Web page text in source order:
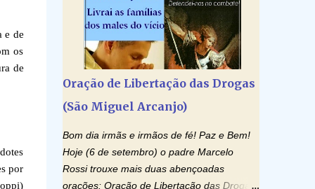
e de
os
de
por
renovareis a face da terra. Oremos: Ó
Deus, que instruístes os corações dos
vossos fiéis com a luz do Espírito Santo,
fazei que apreciemos retamente todas as
gozemos sempre da sua consolação. Por
Cristo, Senhor Nosso. Amém. Creio: Creio
céu e da terra; e em Jesus Cristo, seu único
Filho, nosso Senhor; que foi concebido pelo
poder do Espí­rito Santo; nasceu da Virgem
Oração de Libertação das Drogas
(São Miguel Arcanjo)
Bom dia irmãs e irmãos de fé! Paz e Bem!
Hoje (6 de setembro) o padre Marcelo
Rossi trouxe mais duas abençoadas
orações: Oração de Libertação das Drogas